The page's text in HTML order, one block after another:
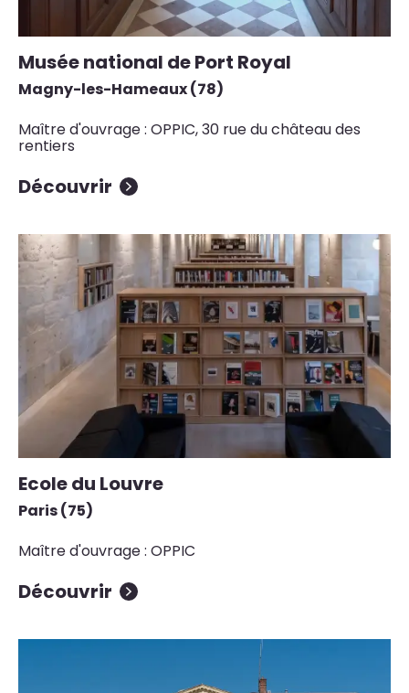
Musée national de Port Royal
Magny-les-Hameaux (78)
Maître d'ouvrage : OPPIC, 30 rue du château des
rentiers
Découvrir
Ecole du Louvre
Paris (75)
Maître d'ouvrage : OPPIC
Découvrir